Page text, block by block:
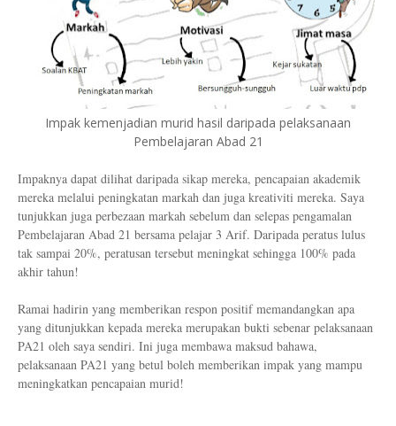
Impak kemenjadian murid hasil daripada pelaksanaan
Pembelajaran Abad 21
Impaknya dapat dilihat daripada sikap mereka, pencapaian akademik
mereka melalui peningkatan markah dan juga kreativiti mereka. Saya
tunjukkan juga perbezaan markah sebelum dan selepas pengamalan
Pembelajaran Abad 21 bersama pelajar 3 Arif. Daripada peratus lulus
tak sampai 20%, peratusan tersebut meningkat sehingga 100% pada
akhir tahun!
Ramai hadirin yang memberikan respon positif memandangkan apa
yang ditunjukkan kepada mereka merupakan bukti sebenar pelaksanaan
PA21 oleh saya sendiri. Ini juga membawa maksud bahawa,
pelaksanaan PA21 yang betul boleh memberikan impak yang mampu
meningkatkan pencapaian murid!